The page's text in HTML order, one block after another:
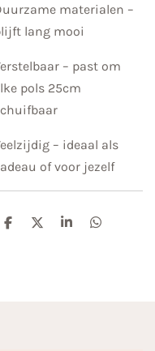
materialen –
lang mooi
– past om
pols 25cm
– ideaal als
of voor jezelf
D
D
S
D